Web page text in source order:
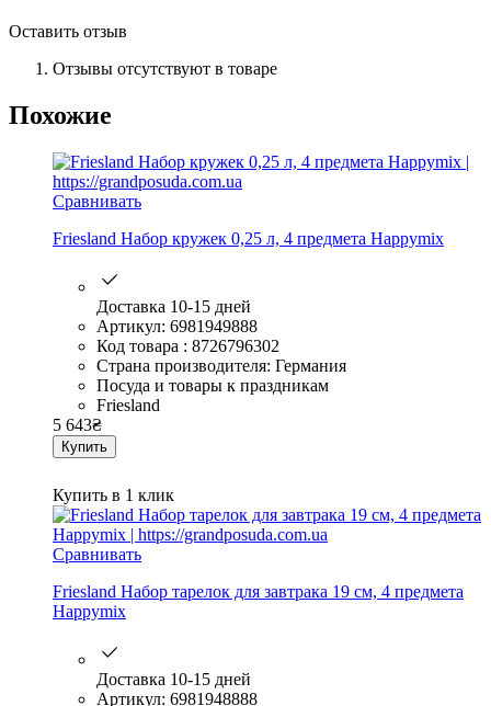
Оставить отзыв
Отзывы отсутствуют в товаре
Похожие
Сравнивать
Friesland Набор кружек 0,25 л, 4 предмета Happymix
Доставка 10-15 дней
Артикул: 6981949888
Код товара : 8726796302
Страна производителя: Германия
Посуда и товары к праздникам
Friesland
5 643₴
Купить
Купить в 1 клик
Сравнивать
Friesland Набор тарелок для завтрака 19 см, 4 предмета
Happymix
Доставка 10-15 дней
Артикул: 6981948888